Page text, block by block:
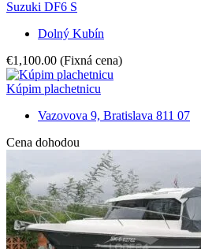
Suzuki DF6 S
Dolný Kubín
€1,100.00 (Fixná cena)
Kúpim plachetnicu
Vazovova 9, Bratislava 811 07
Cena dohodou